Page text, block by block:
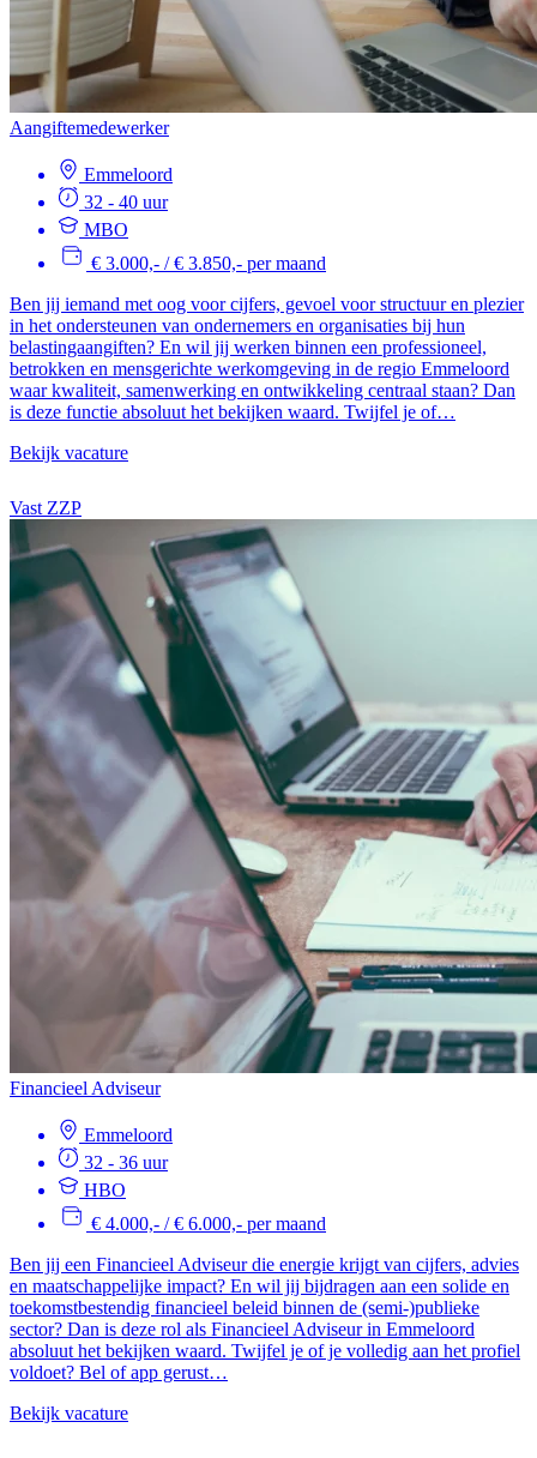
Aangiftemedewerker
Emmeloord
32 - 40 uur
MBO
€ 3.000,- / € 3.850,- per maand
Ben jij iemand met oog voor cijfers, gevoel voor structuur en plezier
in het ondersteunen van ondernemers en organisaties bij hun
belastingaangiften? En wil jij werken binnen een professioneel,
betrokken en mensgerichte werkomgeving in de regio Emmeloord
waar kwaliteit, samenwerking en ontwikkeling centraal staan? Dan
is deze functie absoluut het bekijken waard. Twijfel je of…
Bekijk vacature
VastZZP
Financieel Adviseur
Emmeloord
32 - 36 uur
HBO
€ 4.000,- / € 6.000,- per maand
Ben jij een Financieel Adviseur die energie krijgt van cijfers, advies
en maatschappelijke impact? En wil jij bijdragen aan een solide en
toekomstbestendig financieel beleid binnen de (semi-)publieke
sector? Dan is deze rol als Financieel Adviseur in Emmeloord
absoluut het bekijken waard. Twijfel je of je volledig aan het profiel
voldoet? Bel of app gerust…
Bekijk vacature